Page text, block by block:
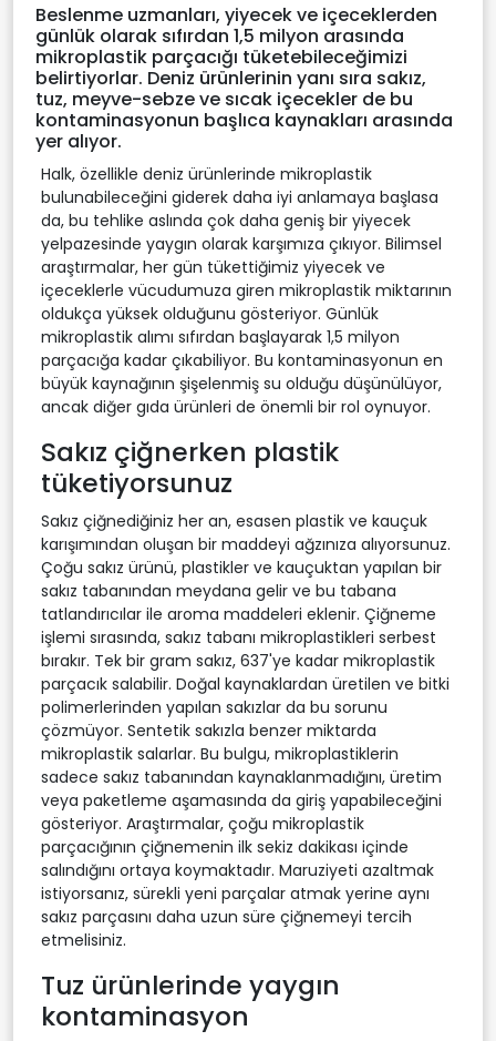
Beslenme uzmanları, yiyecek ve içeceklerden
günlük olarak sıfırdan 1,5 milyon arasında
mikroplastik parçacığı tüketebileceğimizi
belirtiyorlar. Deniz ürünlerinin yanı sıra sakız,
tuz, meyve-sebze ve sıcak içecekler de bu
kontaminasyonun başlıca kaynakları arasında
yer alıyor.
Halk, özellikle deniz ürünlerinde mikroplastik
bulunabileceğini giderek daha iyi anlamaya başlasa
da, bu tehlike aslında çok daha geniş bir yiyecek
yelpazesinde yaygın olarak karşımıza çıkıyor. Bilimsel
araştırmalar, her gün tükettiğimiz yiyecek ve
içeceklerle vücudumuza giren mikroplastik miktarının
oldukça yüksek olduğunu gösteriyor. Günlük
mikroplastik alımı sıfırdan başlayarak 1,5 milyon
parçacığa kadar çıkabiliyor. Bu kontaminasyonun en
büyük kaynağının şişelenmiş su olduğu düşünülüyor,
ancak diğer gıda ürünleri de önemli bir rol oynuyor.
Sakız çiğnerken plastik
tüketiyorsunuz
Sakız çiğnediğiniz her an, esasen plastik ve kauçuk
karışımından oluşan bir maddeyi ağzınıza alıyorsunuz.
Çoğu sakız ürünü, plastikler ve kauçuktan yapılan bir
sakız tabanından meydana gelir ve bu tabana
tatlandırıcılar ile aroma maddeleri eklenir. Çiğneme
işlemi sırasında, sakız tabanı mikroplastikleri serbest
bırakır. Tek bir gram sakız, 637'ye kadar mikroplastik
parçacık salabilir. Doğal kaynaklardan üretilen ve bitki
polimerlerinden yapılan sakızlar da bu sorunu
çözmüyor. Sentetik sakızla benzer miktarda
mikroplastik salarlar. Bu bulgu, mikroplastiklerin
sadece sakız tabanından kaynaklanmadığını, üretim
veya paketleme aşamasında da giriş yapabileceğini
gösteriyor. Araştırmalar, çoğu mikroplastik
parçacığının çiğnemenin ilk sekiz dakikası içinde
salındığını ortaya koymaktadır. Maruziyeti azaltmak
istiyorsanız, sürekli yeni parçalar atmak yerine aynı
sakız parçasını daha uzun süre çiğnemeyi tercih
etmelisiniz.
Tuz ürünlerinde yaygın
kontaminasyon